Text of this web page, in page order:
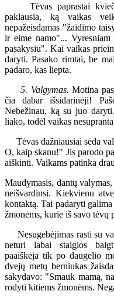
Tėvas paprastai
paklausia, ką vaikas
nepažeisdamas "žaidimo
ir eime namo"...
pasakysiu". Kai vaikas
daryti. Pasako rimtai, be
padaro, kas liepta.
5. Valgymas. Motina
čia dabar išsidarinėji!
Nebežinau, ką su juo
liako, todėl vaikas
Tėvas dažniausiai sėda
O, kaip skanu!" Jis parodo
aiškinti. Vaikams patinka
Maudymasis, dantų
neišvardinsi. Kiekvienu
kontaktą. Tai padaryti
žmonėms, kurie iš savo tėvų
Nesugebėjimas rasti su
neturi labai staigios
paaiškėja tik po daugelio
dvejų metų berniukas
sakydavo: "Smauk mamą,
rodyti kitiems žmonėms.